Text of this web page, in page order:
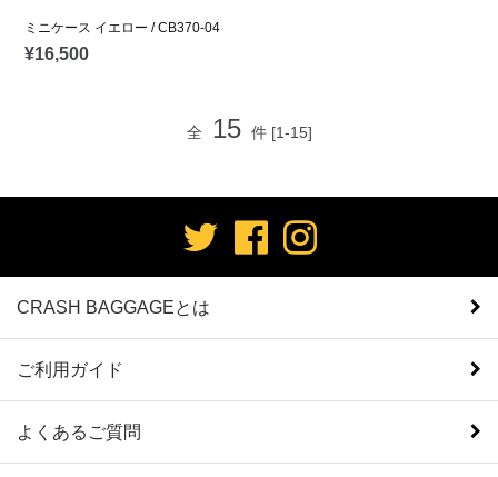
ミニケース イエロー / CB370-04
¥16,500
全 15 件[1-15]
CRASH BAGGAGEとは
ご利用ガイド
よくあるご質問